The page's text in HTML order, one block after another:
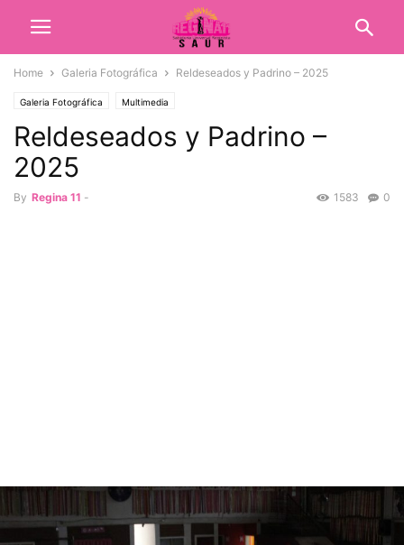
Home Galeria Fotográfica Reldeseados y Padrino – 2025
Galeria Fotográfica Multimedia
Reldeseados y Padrino –
2025
By Regina 11 - 0
1583